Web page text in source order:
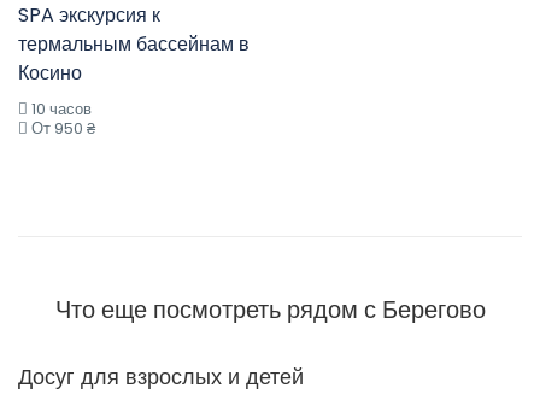
SPA экскурсия к
термальным бассейнам в
Косино
10 часов
От 950 ₴
Что еще посмотреть рядом с Берегово
Досуг для взрослых и детей